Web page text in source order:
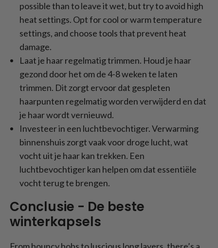
possible than to leave it wet, but try to avoid high
heat settings. Opt for cool or warm temperature
settings, and choose tools that prevent heat
damage.
Laat je haar regelmatig trimmen. Houd je haar
gezond door het om de 4-8 weken te laten
trimmen. Dit zorgt ervoor dat gespleten
haarpunten regelmatig worden verwijderd en dat
je haar wordt vernieuwd.
Investeer in een luchtbevochtiger. Verwarming
binnenshuis zorgt vaak voor droge lucht, wat
vocht uit je haar kan trekken. Een
luchtbevochtiger kan helpen om dat essentiële
vocht terug te brengen.
Conclusie - De beste
winterkapsels